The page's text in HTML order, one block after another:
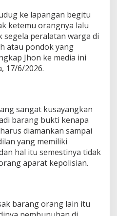
ke lapangan begitu
ketemu orangnya lalu
segela peralatan warga di
atau pondok yang
Jhon ke media ini
17/6/2026.
sangat kusayangkan
barang bukti kenapa
diamankan sampai
yang memiliki
hal itu semestinya tidak
aparat kepolisian.
barang orang lain itu